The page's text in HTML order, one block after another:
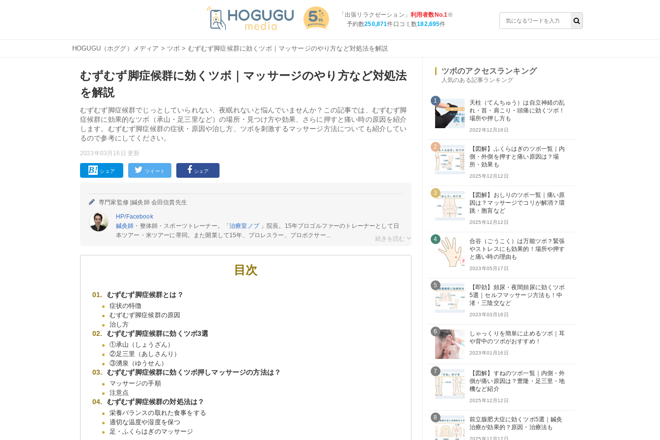
「出張リラクゼーション」 利用者数No.1※
予約数250,871件口コミ数182,695件
HOGUGU（ホググ）メディア > ツボ > むずむず脚症候群に効くツボ｜マッサージのやり方など対処法を解説
むずむず脚症候群に効くツボ｜マッサージのやり方など対処法
を解説
むずむず脚症候群でじっとしていられない、夜眠れないと悩んでいませんか？この記事では、むずむず脚
症候群に効果的なツボ（承山・足三里など）の場所・見つけ方や効果、さらに押すと痛い時の原因を紹介
します。むずむず脚症候群の症状・原因や治し方、ツボを刺激するマッサージ方法についても紹介してい
るので参考にしてください。
2023年03月16日 更新
シェア ツイート シェア
専門家監修 |鍼灸師 会田信貴先生
HP/Facebook
鍼灸師 ・整体師・スポーツトレーナー。「治療室ノブ 」院長。15年プロゴルファーのトレーナーとして日
本ツアー・米ツアーに帯同。また開業して15年、プロレスラー、プロボクサー...
目次
むずむず脚症候群とは？
症状の特徴
むずむず脚症候群の原因
治し方
むずむず脚症候群に効くツボ3選
①承山（しょうざん）
②足三里（あしさんり）
③湧泉（ゆうせん）
むずむず脚症候群に効くツボ押しマッサージの方法は？
マッサージの手順
注意点
むずむず脚症候群の対処法は？
栄養バランスの取れた食事をする
適切な温度や湿度を保つ
足・ふくらはぎのマッサージ
ツボのアクセスランキング
人気のある記事ランキング
1
天柱（てんちゅう）は自立神経の乱
れ・首・肩こり・頭痛に効くツボ！
場所や押し方も
2022年12月16日
2
【図解】ふくらはぎのツボ一覧｜内
側・外側を押すと痛い原因は？場
所・効果も
2025年12月12日
3
【図解】おしりのツボ一覧｜痛い原
因は？マッサージでコリが解消？環
跳・胞肓など
2025年12月12日
4
合谷（ごうこく）は万能ツボ？緊張
やストレスにも効果的！場所や押す
と痛い時の理由も
2023年05月17日
5
【即効】頻尿・夜間頻尿に効くツボ
5選｜セルフマッサージ方法も！中
渚・三陰交など
2023年03月16日
6
しゃっくりを簡単に止めるツボ｜耳
や背中のツボがおすすめ！
2023年01月16日
7
【図解】すねのツボ一覧｜内側・外
側が痛い原因は？豊隆・足三里・地
機など紹介
2025年12月12日
8
前立腺肥大症に効くツボ5選｜鍼灸
治療が効果的？原因・治療法も
2025年12月12日